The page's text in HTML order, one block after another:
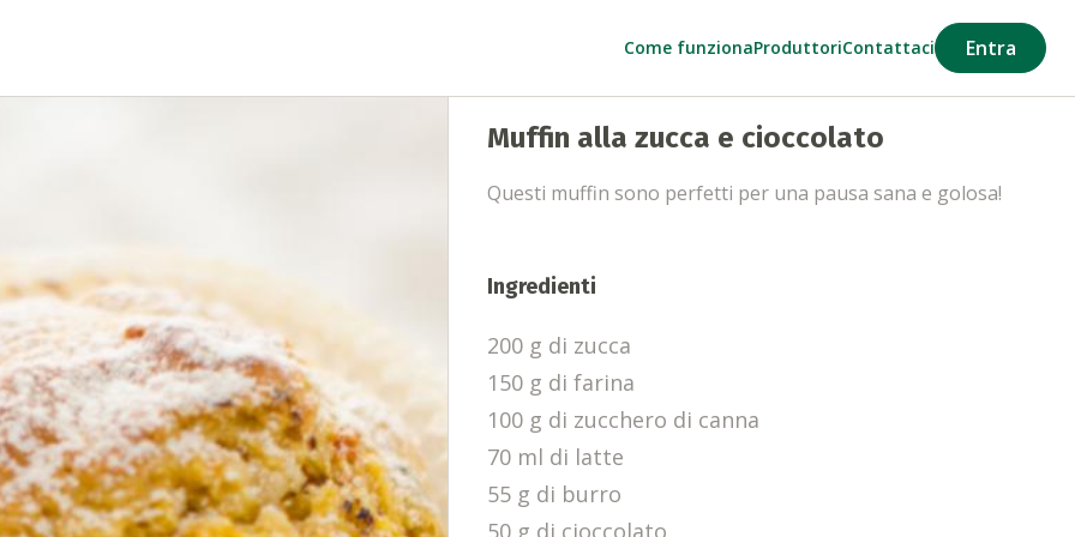
Come funzionaProduttoriContattaci Entra
Muffin alla zucca e cioccolato
Questi muffin sono perfetti per una pausa sana e golosa!
Ingredienti
200 g di zucca
150 g di farina
100 g di zucchero di canna
70 ml di latte
55 g di burro
50 g di cioccolato